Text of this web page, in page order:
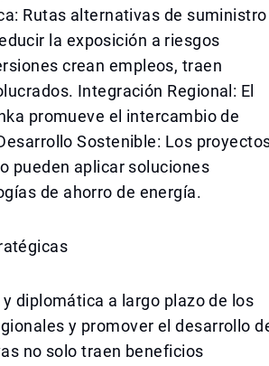
Rutas alternativas de
la exposición a riesgos
crean empleos, traen
Integración Regional: El
promueve el intercambio de
Sostenible: Los
pueden aplicar soluciones
de ahorro de energía.
diplomática a largo plazo de los
y promover el desarrollo
no solo traen beneficios